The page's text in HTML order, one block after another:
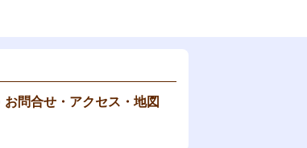
お問合せ・アクセス・地図